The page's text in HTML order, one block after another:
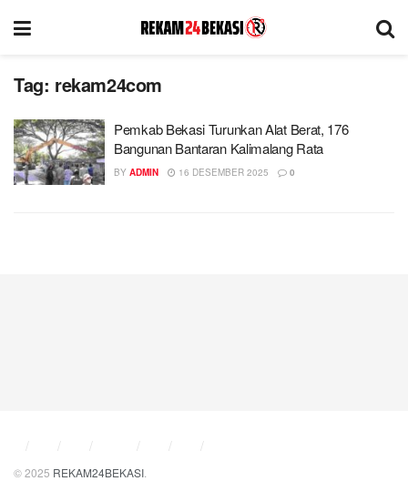
Tag: rekam24com
Pemkab Bekasi Turunkan Alat Berat, 176
Bangunan Bantaran Kalimalang Rata
BY ADMIN 16 DESEMBER 2025 0
© 2025 REKAM24BEKASI